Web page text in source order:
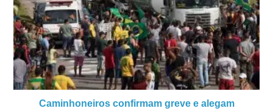
Caminhoneiros confirmam greve e alegam